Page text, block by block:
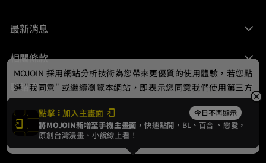
最新消息
相關條款
聯絡我們
© 2024 gamania Digital Entertainment Co., Ltd.
點擊 加入主畫面 今日不再顯示
將MOJOIN新增至手機主畫面，快速點開，BL、 百合 、戀愛，
原創台灣漫畫、小說線上看！
MOJOIN 採用網站分析技術為您帶來更優質的使用體驗，若您點
選 "我同意" 或繼續瀏覽本網站，即表示您同意我們使用第三方
Cookie，欲瞭解更多資訊請見隱私權政策。
我同意